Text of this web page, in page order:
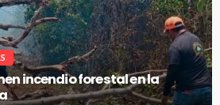
CANCÚN DESTACADAS
Avanza en tiempo y forma la
de absorción en Cancún